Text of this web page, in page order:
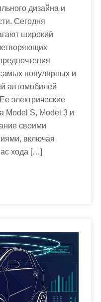
дизайна и
Сегодня
широкий
популярных и
автомобилей
электрические
Model S, Model 3 и
своими
включая
хода […]